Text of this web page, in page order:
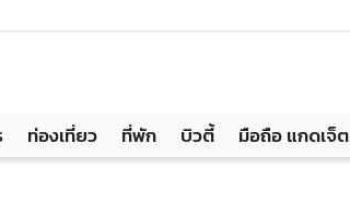
ท่องเที่ยว ที่พัก บิวตี้ มือถือ แกดเจ็ต